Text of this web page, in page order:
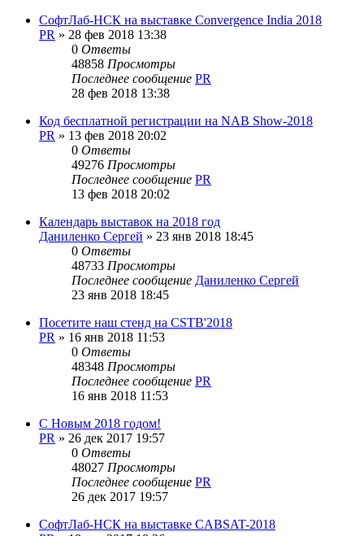
СофтЛаб-НСК на выставке Convergence India 2018
PR » 28 фев 2018 13:38
0 Ответы
48858 Просмотры
Последнее сообщение PR
28 фев 2018 13:38
Код бесплатной регистрации на NAB Show-2018
PR » 13 фев 2018 20:02
0 Ответы
49276 Просмотры
Последнее сообщение PR
13 фев 2018 20:02
Календарь выставок на 2018 год
Даниленко Сергей » 23 янв 2018 18:45
0 Ответы
48733 Просмотры
Последнее сообщение Даниленко Сергей
23 янв 2018 18:45
Посетите наш стенд на CSTB'2018
PR » 16 янв 2018 11:53
0 Ответы
48348 Просмотры
Последнее сообщение PR
16 янв 2018 11:53
С Новым 2018 годом!
PR » 26 дек 2017 19:57
0 Ответы
48027 Просмотры
Последнее сообщение PR
26 дек 2017 19:57
СофтЛаб-НСК на выставке CABSAT-2018